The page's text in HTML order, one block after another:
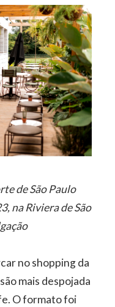
de São Paulo
na Riviera de São
no shopping da
mais despojada
O formato foi